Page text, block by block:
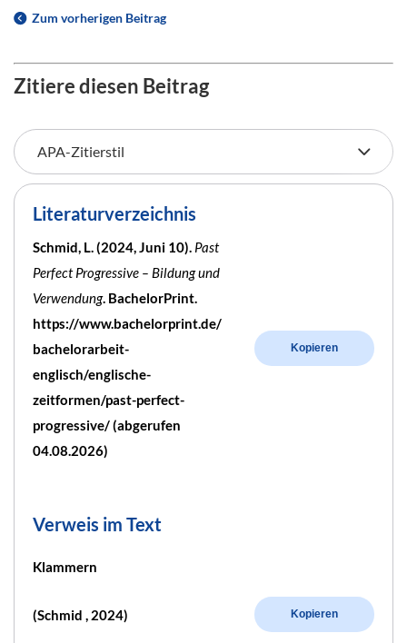
Zum vorherigen Beitrag
Zitiere diesen Beitrag
Literaturverzeichnis
Schmid, L. (2024, Juni 10). Past
Perfect Progressive – Bildung und
Verwendung. BachelorPrint.
https://www.bachelorprint.de/
bachelorarbeit-
englisch/englische-
zeitformen/past-perfect-
progressive/ (abgerufen
04.08.2026)
Kopieren
Verweis im Text
Klammern
(Schmid , 2024) Kopieren